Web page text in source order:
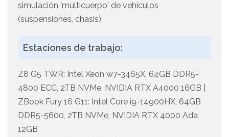
simulación 'multicuerpo' de vehículos
(suspensiones, chasis).
Estaciones de trabajo:
Z8 G5 TWR: Intel Xeon w7-3465X, 64GB DDR5-
4800 ECC, 2TB NVMe, NVIDIA RTX A4000 16GB |
ZBook Fury 16 G11: Intel Core i9-14900HX, 64GB
DDR5-5600, 2TB NVMe, NVIDIA RTX 4000 Ada
12GB